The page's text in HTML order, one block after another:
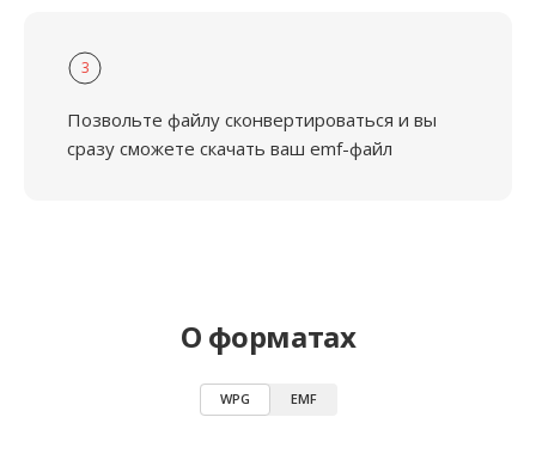
3
Позвольте файлу сконвертироваться и вы
сразу сможете скачать ваш emf-файл
О форматах
WPG EMF